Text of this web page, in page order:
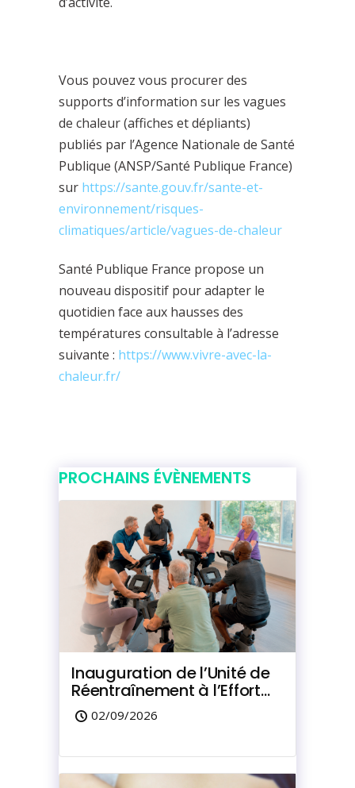
Vous pouvez vous procurer des
supports d’information sur les vagues
de chaleur (affiches et dépliants)
publiés par l’Agence Nationale de Santé
Publique (ANSP/Santé Publique France)
sur https://sante.gouv.fr/sante-et-
environnement/risques-
climatiques/article/vagues-de-chaleur
Santé Publique France propose un
nouveau dispositif pour adapter le
quotidien face aux hausses des
températures consultable à l’adresse
suivante : https://www.vivre-avec-la-
chaleur.fr/
PROCHAINS ÉVÈNEMENTS
Inauguration de l’Unité de
Réentraînement à l’Effort
du Marquisat
02/09/2026